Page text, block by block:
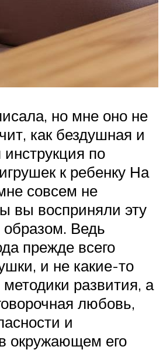
но мне оно не
как бездушная и
инструкция по
к ребенку На
совсем не
вы восприняли эту
Ведь
прежде всего
и не какие-то
развития, а
любовь,
и
окружающем его